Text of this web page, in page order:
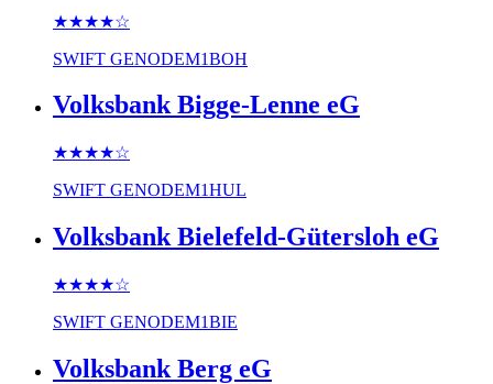
★★★★☆
SWIFT GENODEM1BOH
Volksbank Bigge-Lenne eG
★★★★☆
SWIFT GENODEM1HUL
Volksbank Bielefeld-Gütersloh eG
★★★★☆
SWIFT GENODEM1BIE
Volksbank Berg eG